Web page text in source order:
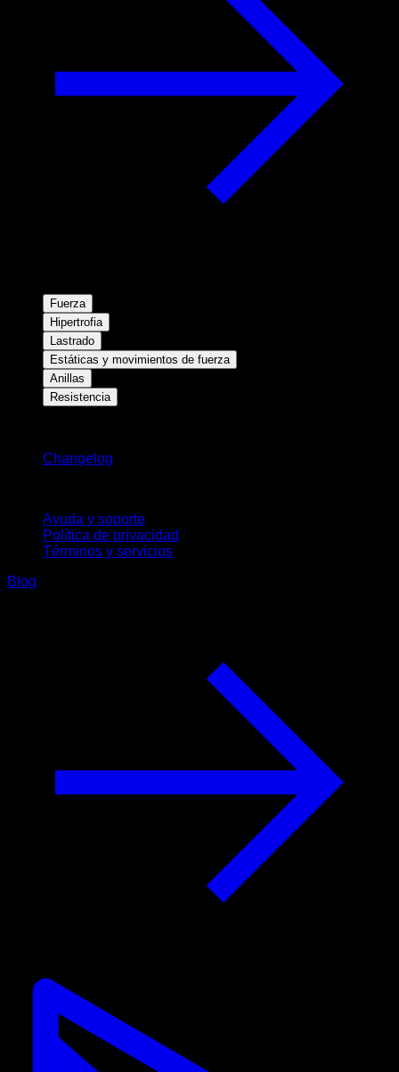
Fuerza
Hipertrofia
Lastrado
Estáticas y movimientos de fuerza
Anillas
Resistencia
Changelog
Ayuda y soporte
Política de privacidad
Términos y servicios
Blog